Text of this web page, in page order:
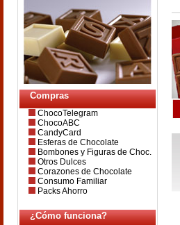
Compras
ChocoTelegram
ChocoABC
CandyCard
Esferas de Chocolate
Bombones y Figuras de Choc.
Otros Dulces
Corazones de Chocolate
Consumo Familiar
Packs Ahorro
¿Cómo funciona?